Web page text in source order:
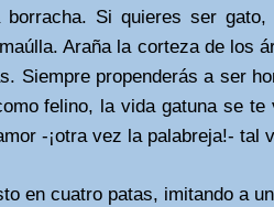
borracha. Si quieres ser
Araña la corteza de los
Siempre propenderás a ser
felino, la vida gatuna se
-¡otra vez la palabreja!- tal
en cuatro patas, imitando a